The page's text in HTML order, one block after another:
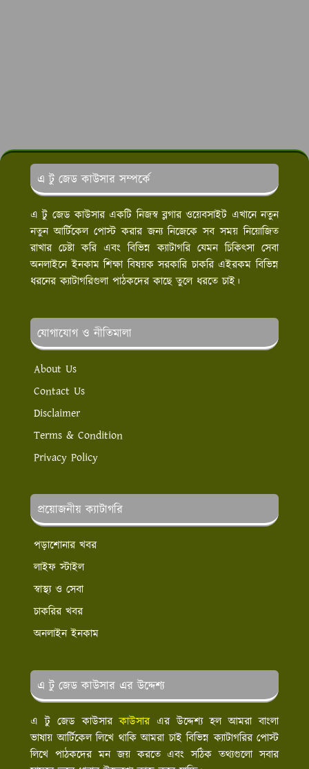
এ টু জেড কাউসার সম্পর্কে
এ টু জেড কাউসার একটি নিজস্ব ব্লগার ওয়েবসাইট এখানে নতুন
নতুন আর্টিকেল পোস্ট করার জন্য নিজেকে সব সময় নিয়োজিত
রাখার চেষ্টা করি এবং বিভিন্ন ক্যাটাগরি যেমন চিকিৎসা সেবা
অনলাইনে ইনকাম শিক্ষা বিষয়ক সরকারি চাকরি এইরকম বিভিন্ন
ধরনের ক্যাটাগরিগুলা পাঠকদের কাছে তুলে ধরতে চাই।
যোগাযোগ ও নীতিমালা
About Us
Contact Us
Disclaimer
Terms & Condition
Privacy Policy
প্রয়োজনীয় ক্যাটাগরি
পড়াশোনার খবর
লাইফ স্টাইল
স্বাস্থ্য ও সেবা
চাকরির খবর
অনলাইন ইনকাম
এ টু জেড কাউসার এর উদ্দেশ্য
এ টু জেড কাউসারকাউসারএর উদ্দেশ্য হল আমরা বাংলা
ভাষায় আর্টিকেল লিখে থাকি আমরা চাই বিভিন্ন ক্যাটাগরির পোস্ট
লিখে পাঠকদের মন জয় করতে এবং সঠিক তথ্যগুলো সবার